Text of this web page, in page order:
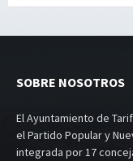
SOBRE NOSOTROS
El Ayuntamiento de
el Partido Popular y
integrada por 17